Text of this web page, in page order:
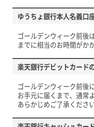
ゆうちょ銀行本人名義口
ゴールデンウィーク前後
までに相当のお時間がか
楽天銀行デビットカード
ゴールデンウィーク前後
お手元に届くまで、通常
あらかじめご了承くださ